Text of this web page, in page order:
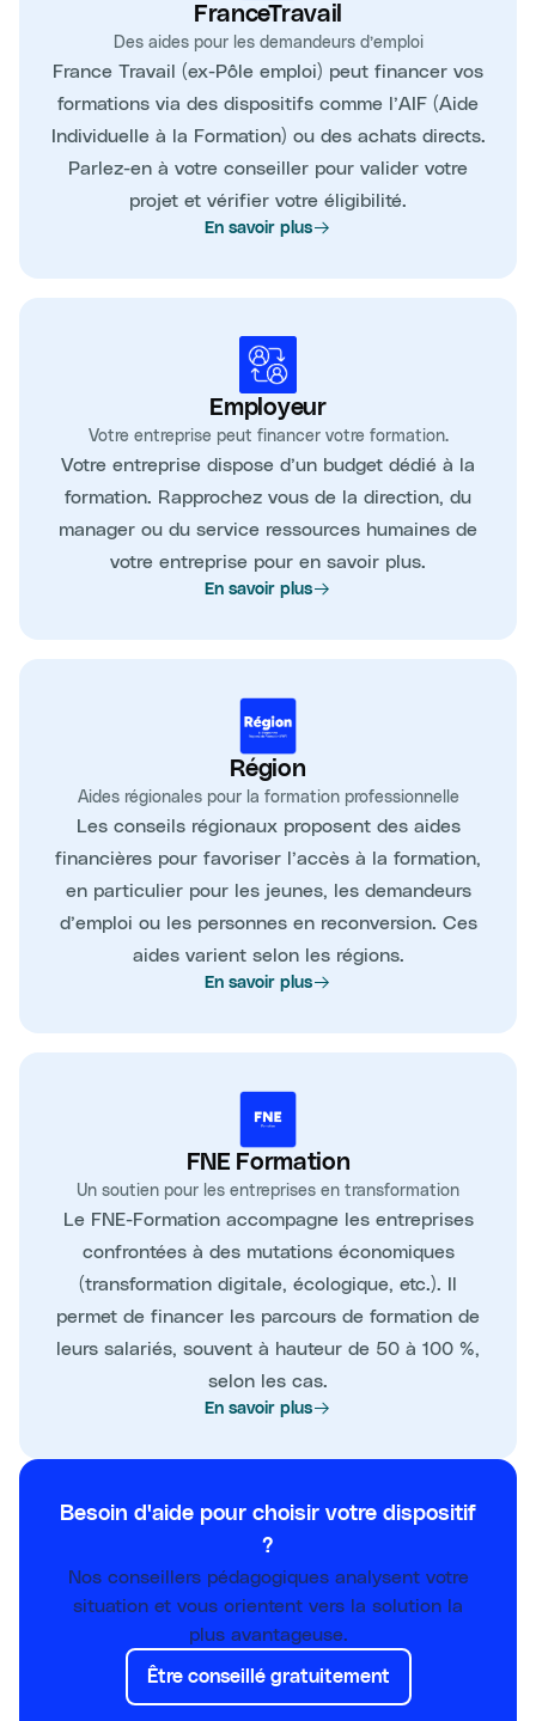
FranceTravail
Des aides pour les demandeurs d’emploi
France Travail (ex-Pôle emploi) peut financer vos
formations via des dispositifs comme l’AIF (Aide
Individuelle à la Formation) ou des achats directs.
Parlez-en à votre conseiller pour valider votre
projet et vérifier votre éligibilité.
En savoir plus
Employeur
Votre entreprise peut financer votre formation.
Votre entreprise dispose d’un budget dédié à la
formation. Rapprochez vous de la direction, du
manager ou du service ressources humaines de
votre entreprise pour en savoir plus.
En savoir plus
Région
Aides régionales pour la formation professionnelle
Les conseils régionaux proposent des aides
financières pour favoriser l’accès à la formation,
en particulier pour les jeunes, les demandeurs
d’emploi ou les personnes en reconversion. Ces
aides varient selon les régions.
En savoir plus
FNE Formation
Un soutien pour les entreprises en transformation
Le FNE-Formation accompagne les entreprises
confrontées à des mutations économiques
(transformation digitale, écologique, etc.). Il
permet de financer les parcours de formation de
leurs salariés, souvent à hauteur de 50 à 100 %,
selon les cas.
En savoir plus
Besoin d'aide pour choisir votre dispositif
?
Nos conseillers pédagogiques analysent votre
situation et vous orientent vers la solution la
plus avantageuse.
Être conseillé gratuitement